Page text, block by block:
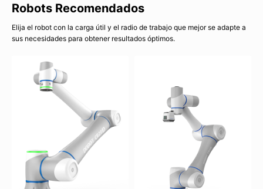
Robots Recomendados
Elija el robot con la carga útil y el radio de trabajo que mejor se adapte a
sus necesidades para obtener resultados óptimos.